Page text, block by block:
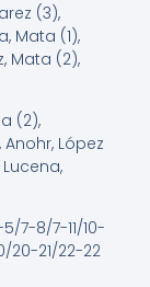
(3),
Mata (1),
Mata (2),
(2),
López
5/7-8/7-11/10-
20-21/22-22